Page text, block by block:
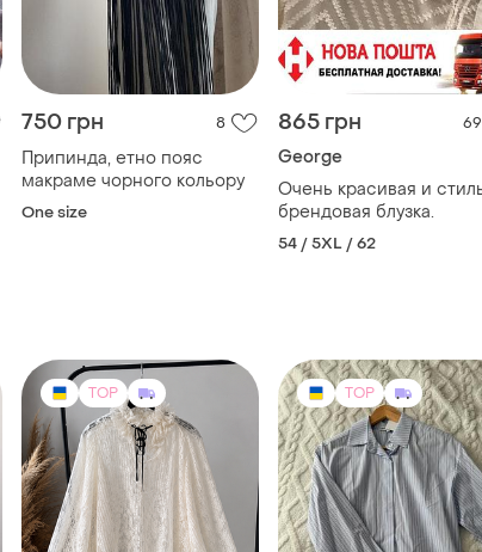
750 грн 8
Припинда, етно пояс
макраме чорного кольору
One size
865 грн 69
George
Очень красивая и
брендовая блузка.
54 / 5XL / 62
TOP TOP